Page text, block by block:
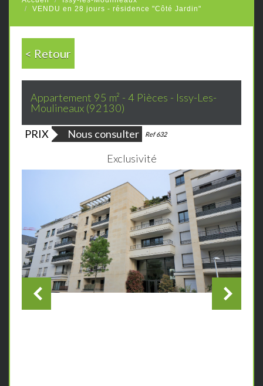
VENDU en 28 jours - résidence "Côté Jardin"
< Retour
Appartement 95 m² - 4 Pièces - Issy-Les-
Moulineaux (92130)
PRIX
Nous consulter Ref 632
Bien vendu
Exclusivité